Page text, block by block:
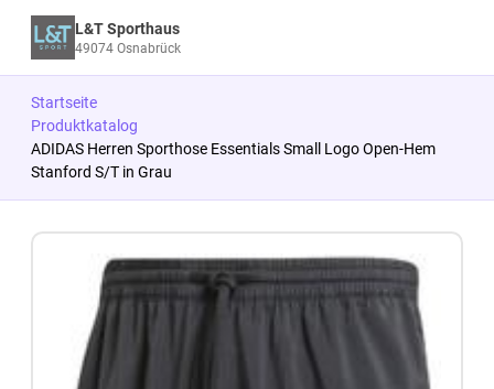
L&T Sporthaus
49074 Osnabrück
Startseite
Produktkatalog
ADIDAS Herren Sporthose Essentials Small Logo Open-Hem
Stanford S/T in Grau